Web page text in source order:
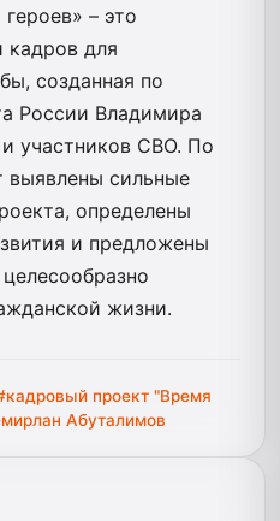
– это
кадров для
созданная по
России Владимира
участников СВО. По
выявлены сильные
определены
и предложены
жизни.
проект "Время
Абуталимов